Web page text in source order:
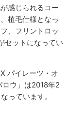
感じられるコー
植毛仕様となっ
、フリントロッ
セットになってい
パイレーツ・オ
ウ」は2018年2
っています。